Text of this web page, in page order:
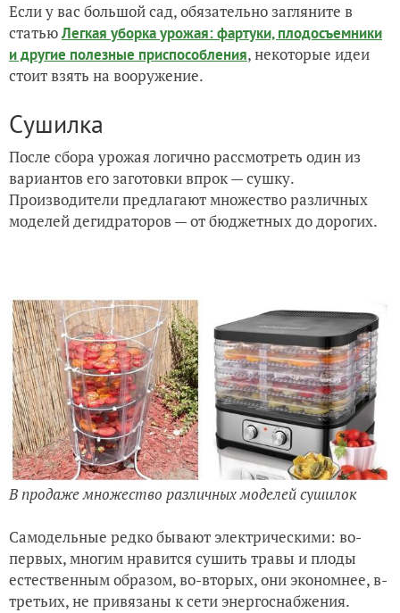
Если у вас большой сад, обязательно загляните в
статьюЛегкая уборка урожая: фартуки, плодосъемники
и другие полезные приспособления, некоторые идеи
стоит взять на вооружение.
Сушилка
После сбора урожая логично рассмотреть один из
вариантов его заготовки впрок — сушку.
Производители предлагают множество различных
моделей дегидраторов — от бюджетных до дорогих.
В продаже множество различных моделей сушилок
Самодельные редко бывают электрическими: во-
первых, многим нравится сушить травы и плоды
естественным образом, во-вторых, они экономнее, в-
третьих, не привязаны к сети энергоснабжения.